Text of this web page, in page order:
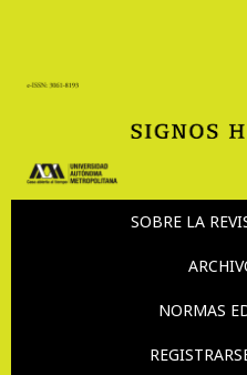
SOBRE LA
NORMAS